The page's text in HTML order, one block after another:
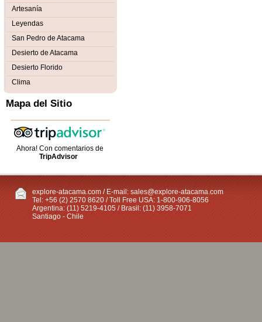
Artesanía
Leyendas
San Pedro de Atacama
Desierto de Atacama
Desierto Florido
Clima
Mapa del Sitio
Ahora! Con comentarios de
TripAdvisor
explore-atacama.com / E-mail: sales@explore-atacama.com
Tel: +56 (2) 2570 8620 / Toll Free USA: 1-800-906-8056
Argentina: (11) 5219-4105 / Brasil: (11) 3958-7071
Santiago - Chile